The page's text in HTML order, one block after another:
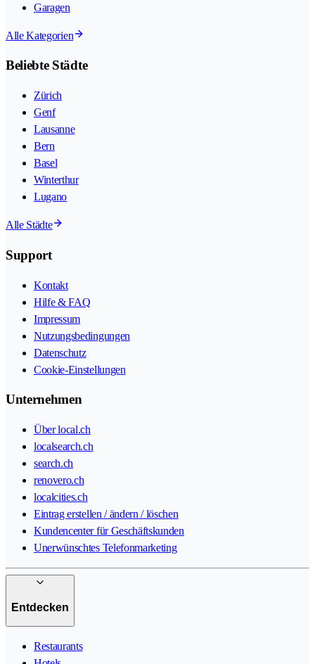
Garagen
Alle Kategorien
Beliebte Städte
Zürich
Genf
Lausanne
Bern
Basel
Winterthur
Lugano
Alle Städte
Support
Kontakt
Hilfe & FAQ
Impressum
Nutzungsbedingungen
Datenschutz
Cookie-Einstellungen
Unternehmen
Über local.ch
localsearch.ch
search.ch
renovero.ch
localcities.ch
Eintrag erstellen / ändern / löschen
Kundencenter für Geschäftskunden
Unerwünschtes Telefonmarketing
Entdecken
Restaurants